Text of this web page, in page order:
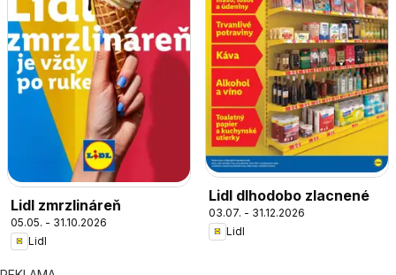
Lidl zmrzlináreň
05.05. - 31.10.2026
Lidl
Lidl dlhodobo zlacnené
03.07. - 31.12.2026
Lidl